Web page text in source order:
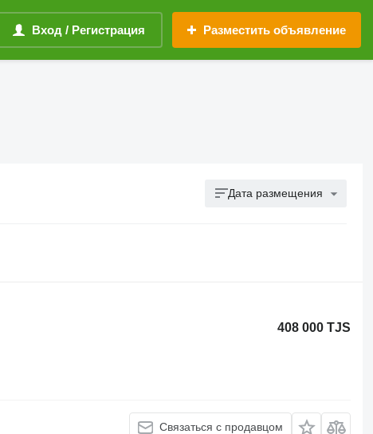
Вход / Регистрация Разместить объявление
Дата размещения
408 000 TJS
Связаться с продавцом